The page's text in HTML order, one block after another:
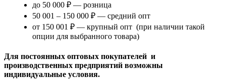
до 50 000 ₽ — розница
50 001 – 150 000 ₽ — средний опт
от 150 001 ₽ — крупный опт (при наличии такой
опции для выбранного товара)
Для постоянных оптовых покупателей и
производственных предприятий возможны
индивидуальные условия.